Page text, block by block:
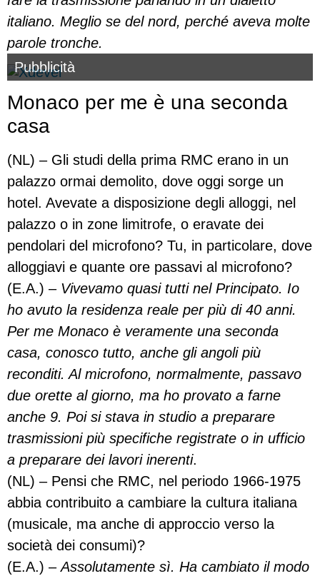
italiano. Meglio se del nord, perché aveva molte
parole tronche.
Pubblicità
Monaco per me è una seconda
casa
(NL) – Gli studi della prima RMC erano in un
palazzo ormai demolito, dove oggi sorge un
hotel. Avevate a disposizione degli alloggi, nel
palazzo o in zone limitrofe, o eravate dei
pendolari del microfono? Tu, in particolare, dove
alloggiavi e quante ore passavi al microfono?
(E.A.) – Vivevamo quasi tutti nel Principato. Io
ho avuto la residenza reale per più di 40 anni.
Per me Monaco è veramente una seconda
casa, conosco tutto, anche gli angoli più
reconditi. Al microfono, normalmente, passavo
due orette al giorno, ma ho provato a farne
anche 9. Poi si stava in studio a preparare
trasmissioni più specifiche registrate o in ufficio
a preparare dei lavori inerenti.
(NL) – Pensi che RMC, nel periodo 1966-1975
abbia contribuito a cambiare la cultura italiana
(musicale, ma anche di approccio verso la
società dei consumi)?
(E.A.) –Assolutamente sì. Ha cambiato il modo